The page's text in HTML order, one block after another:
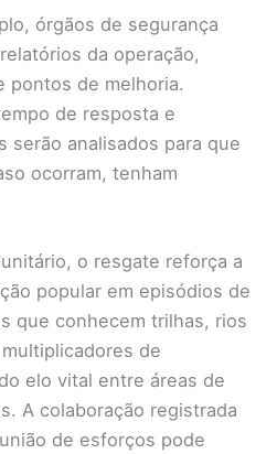
órgãos de segurança
da operação,
pontos de melhoria.
de resposta e
serão analisados para que
ocorram, tenham
o resgate reforça a
popular em episódios de
que conhecem trilhas, rios
de
elo vital entre áreas de
A colaboração registrada
de esforços pode